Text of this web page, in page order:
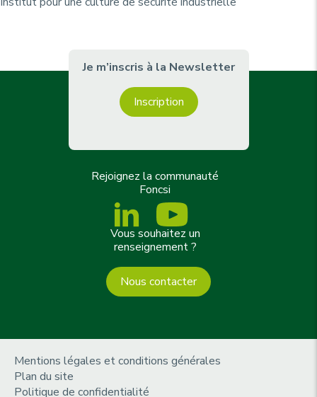
Je m’inscris à la Newsletter
Inscription
Rejoignez la communauté
Foncsi
Vous souhaitez un
renseignement ?
Nous contacter
Mentions légales et conditions générales
Plan du site
Politique de confidentialité